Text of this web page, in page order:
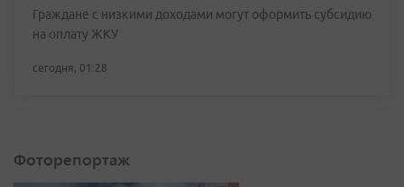
Граждане с низкими доходами могут оформить субсидию
на оплату ЖКУ
сегодня, 01:28
Фоторепортаж